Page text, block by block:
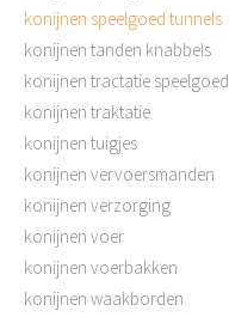
konijnen speelgoed tunnels
konijnen tanden knabbels
konijnen tractatie speelgoed
konijnen traktatie
konijnen tuigjes
konijnen vervoersmanden
konijnen verzorging
konijnen voer
konijnen voerbakken
konijnen waakborden